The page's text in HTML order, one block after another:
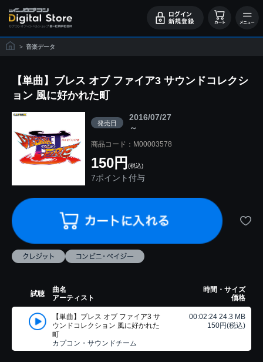
> 音楽データ
【単曲】ブレス オブ ファイア3 サウンドコレクシ
ョン 風に好かれた町
発売日
2016/07/27
～
商品コード：M00003578
150円 (税込)
7ポイント付与
試聴
曲名
アーティスト
時間・サイズ
価格
【単曲】ブレス オブ ファイア3 サ
ウンドコレクション 風に好かれた
町
カプコン・サウンドチーム
00:02:24 24.3 MB
150円(税込)